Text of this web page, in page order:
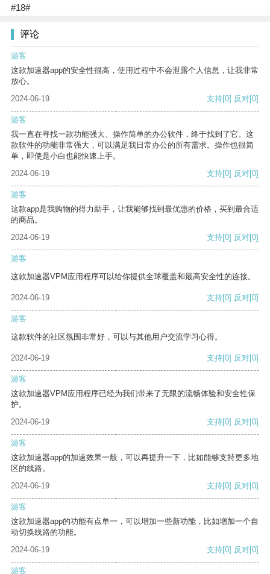
#18#
评论
游客
这款加速器app的安全性很高，使用过程中不会泄露个人信息，让我非常
放心。
2024-06-19
支持[0] 反对[0]
游客
我一直在寻找一款功能强大、操作简单的办公软件，终于找到了它。这
款软件的功能非常强大，可以满足我日常办公的所有需求。操作也很简
单，即使是小白也能快速上手。
2024-06-19
支持[0] 反对[0]
游客
这款app是我购物的得力助手，让我能够找到最优惠的价格，买到最合适
的商品。
2024-06-19
支持[0] 反对[0]
游客
这款加速器VPM应用程序可以给你提供全球覆盖和最高安全性的连接。
2024-06-19 支持[0] 反对[0]
游客
这款软件的社区氛围非常好，可以与其他用户交流学习心得。
2024-06-19 支持[0] 反对[0]
游客
这款加速器VPM应用程序已经为我们带来了无限的流畅体验和安全性保
护。
2024-06-19
支持[0] 反对[0]
游客
这款加速器app的加速效果一般，可以再提升一下，比如能够支持更多地
区的线路。
2024-06-19
支持[0] 反对[0]
游客
这款加速器app的功能有点单一，可以增加一些新功能，比如增加一个自
动切换线路的功能。
2024-06-19
支持[0] 反对[0]
游客